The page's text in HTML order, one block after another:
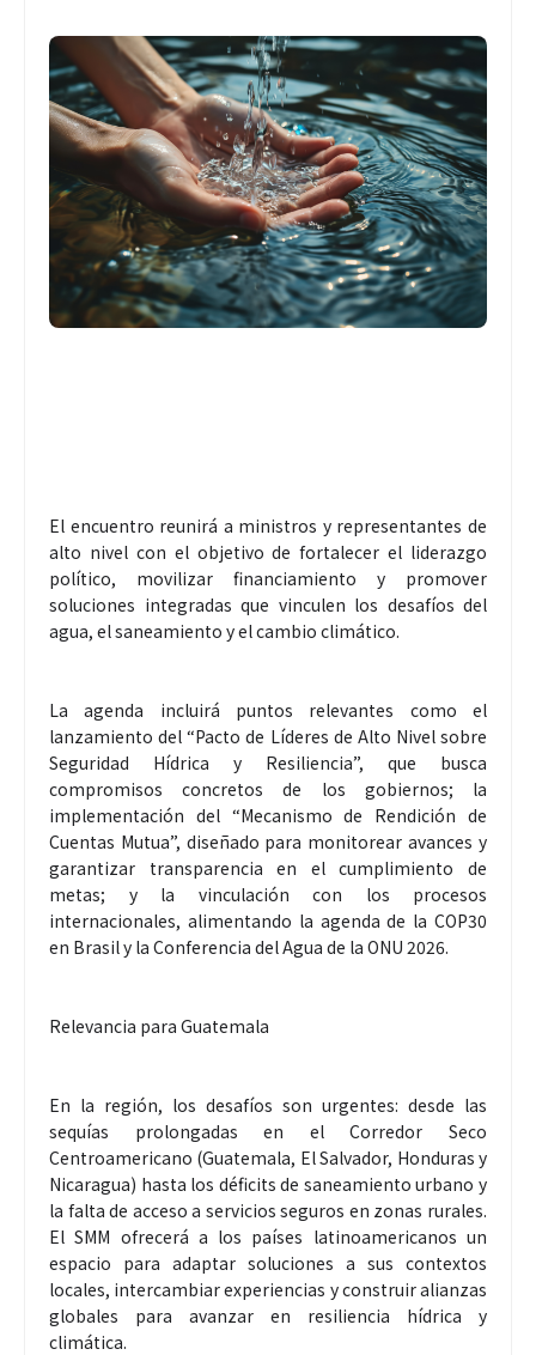
El encuentro reunirá a ministros y representantes de
alto nivel con el objetivo de fortalecer el liderazgo
político, movilizar financiamiento y promover
soluciones integradas que vinculen los desafíos del
agua, el saneamiento y el cambio climático.
La agenda incluirá puntos relevantes como el
lanzamiento del “Pacto de Líderes de Alto Nivel sobre
Seguridad Hídrica y Resiliencia”, que busca
compromisos concretos de los gobiernos; la
implementación del “Mecanismo de Rendición de
Cuentas Mutua”, diseñado para monitorear avances y
garantizar transparencia en el cumplimiento de
metas; y la vinculación con los procesos
internacionales, alimentando la agenda de la COP30
en Brasil y la Conferencia del Agua de la ONU 2026.
Relevancia para Guatemala
En la región, los desafíos son urgentes: desde las
sequías prolongadas en el Corredor Seco
Centroamericano (Guatemala, El Salvador, Honduras y
Nicaragua) hasta los déficits de saneamiento urbano y
la falta de acceso a servicios seguros en zonas rurales.
El SMM ofrecerá a los países latinoamericanos un
espacio para adaptar soluciones a sus contextos
locales, intercambiar experiencias y construir alianzas
globales para avanzar en resiliencia hídrica y
climática.